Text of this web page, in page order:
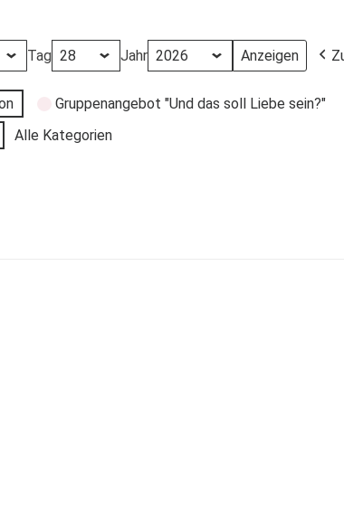
Tag Jahr
Gruppenangebot "Und das soll Liebe sein?"
Alle Kategorien